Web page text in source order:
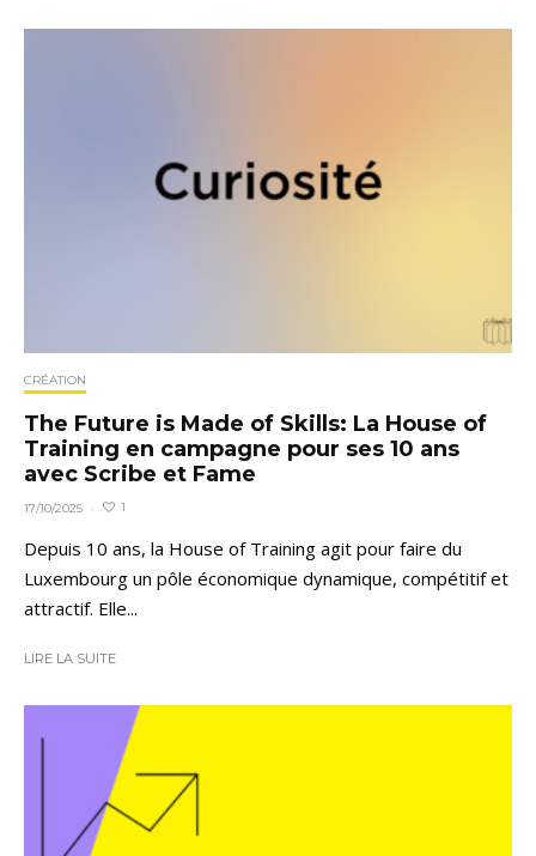
CRÉATION
The Future is Made of Skills: La House of
Training en campagne pour ses 10 ans
avec Scribe et Fame
17/10/2025 · 1
Depuis 10 ans, la House of Training agit pour faire du
Luxembourg un pôle économique dynamique, compétitif et
attractif. Elle...
LIRE LA SUITE